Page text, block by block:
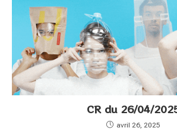
CR du 26/04/
avril 26, 2025